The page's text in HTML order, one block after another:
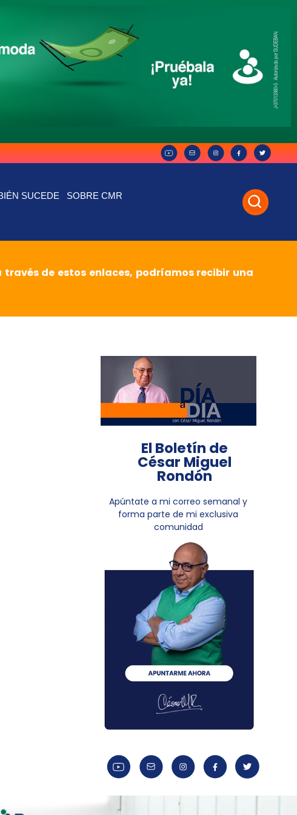
SUCEDE SOBRE CMR
través de estos enlaces, podríamos recibir una
El Boletín de
César Miguel
Rondón
Apúntate a mi correo semanal y
forma parte de mi exclusiva
comunidad